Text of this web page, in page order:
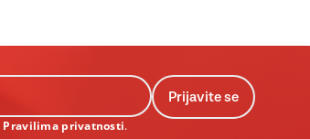
Pravilima privatnosti.